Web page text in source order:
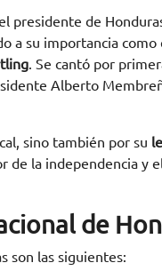
presidente de
a su importancia
. Se cantó por
Alberto
sino también por su
de la independencia y
de
son las siguientes: